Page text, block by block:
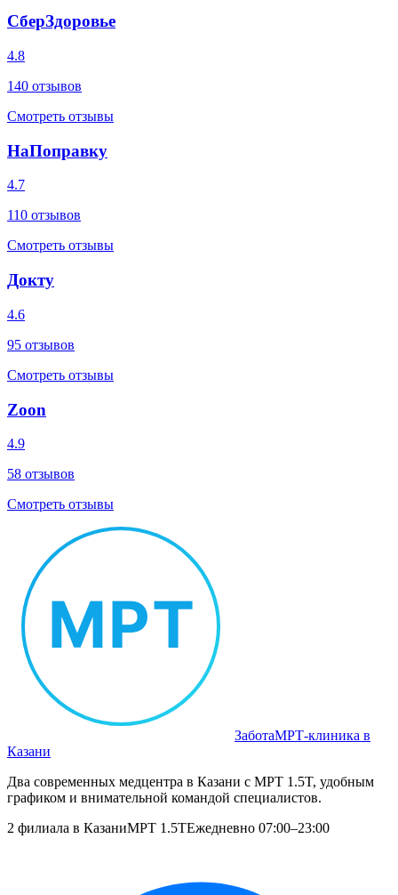
СберЗдоровье
4.8
140 отзывов
Смотреть отзывы
НаПоправку
4.7
110 отзывов
Смотреть отзывы
Докту
4.6
95 отзывов
Смотреть отзывы
Zoon
4.9
58 отзывов
Смотреть отзывы
ЗаботаМРТ‑клиника в
Казани
Два современных медцентра в Казани с МРТ 1.5T, удобным
графиком и внимательной командой специалистов.
2 филиала в КазаниМРТ 1.5TЕжедневно 07:00–23:00